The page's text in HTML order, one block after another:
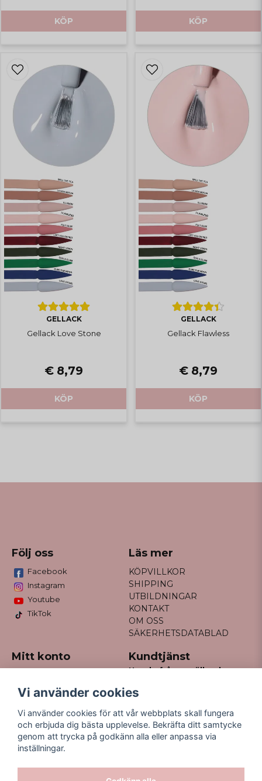
KÖP KÖP
GELLACK
Gellack Love Stone
€ 8,79
KÖP
GELLACK
Gellack Flawless
€ 8,79
KÖP
Följ oss
Facebook
Instagram
Youtube
TikTok
Läs mer
KÖPVILLKOR
SHIPPING
UTBILDNINGAR
KONTAKT
OM OSS
SÄKERHETSDATABLAD
Mitt konto
Registrera dig
Glömt lösenord?
Kundtjänst
Har du frågor gällande
kontakt@missfancy.se
Vi använder cookies
Vi använder cookies för att vår webbplats skall fungera
och erbjuda dig bästa upplevelse. Bekräfta ditt samtycke
genom att trycka på godkänn alla eller anpassa via
inställningar.